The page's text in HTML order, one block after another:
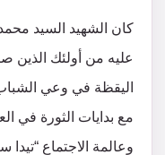
كان الشهيد السيد
عليه من أولئك الذين
اليقظة في وعي
وعالمة الاجتماع